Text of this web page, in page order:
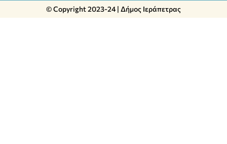
© Copyright 2023-24 | Δήμος Ιεράπετρας